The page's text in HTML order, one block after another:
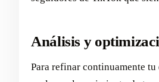
Análisis y
Para refinar continuamente